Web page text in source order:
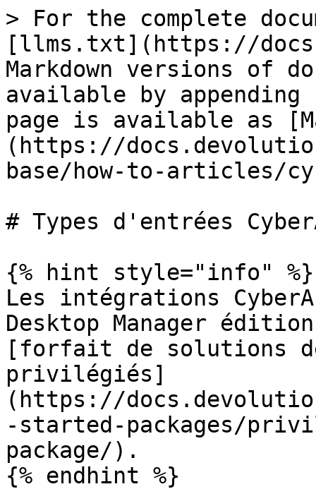
> For the complete
[llms.txt](https://
Markdown versions of
available by
page is available as
(https://
base/how-to-articles/
# Types d'entrées
{% hint style="info" %}
Les intégrations
Desktop Manager
[forfait de solutions
privilégiés]
(https://
-started-packages/
package/).
{% endhint %}